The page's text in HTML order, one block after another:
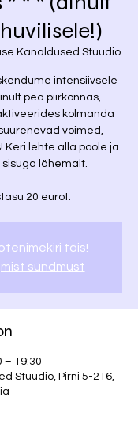
Kanaldused Stuudio
intensiivsele
pea piirkonnas,
kolmanda
võimed,
Keri lehte alla poole ja
lähemalt.
täis!
sündmust
– 19:30
Stuudio, Pirni 5-216,